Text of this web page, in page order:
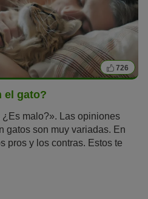
del gato en sí. Asimismo, una
es muy importante
726
el gato?
malo?». Las opiniones
gatos son muy variadas. En
pros y los contras. Estos te